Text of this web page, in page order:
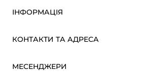
ІНФОРМАЦІЯ
ОПТ
Про нас
КОНТАКТИ ТА АДРЕСА
МЕСЕНДЖЕРИ